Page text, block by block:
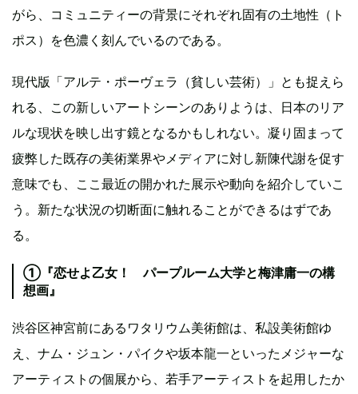
がら、コミュニティーの背景にそれぞれ固有の土地性（ト
ポス）を色濃く刻んでいるのである。
現代版「アルテ・ポーヴェラ（貧しい芸術）」とも捉えら
れる、この新しいアートシーンのありようは、日本のリア
ルな現状を映し出す鏡となるかもしれない。凝り固まって
疲弊した既存の美術業界やメディアに対し新陳代謝を促す
意味でも、ここ最近の開かれた展示や動向を紹介していこ
う。新たな状況の切断面に触れることができるはずであ
る。
①『恋せよ乙女！ パープルーム大学と梅津庸一の構
想画』
渋谷区神宮前にあるワタリウム美術館は、私設美術館ゆ
え、ナム・ジュン・パイクや坂本龍一といったメジャーな
アーティストの個展から、若手アーティストを起用したか